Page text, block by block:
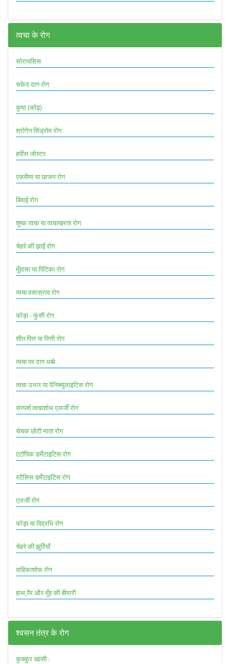
त्वचा के रोग
सोरायसिस
सफ़ेद दाग रोग
कुष्ठ (कोढ़)
श्रोगेन सिंड्रोम रोग
हर्पीस जोस्टर
एक्जीमा या छाजन रोग
बिवाई रोग
शुष्क त्वचा या त्वचाखरता रोग
चेहरे की झाईं रोग
मुँहासा या पिटिका रोग
त्वचा वसास्राव रोग
फोड़ा - फुंसी रोग
शीत पित्त या पित्ती रोग
त्वचा पर दाग धब्बे
त्वचा उभार या पेनिक्युलाइटिस रोग
संस्पर्श त्वचाशोथ एलर्जी रोग
चेचक छोटी माता रोग
एटॉपिक डर्मेटाइटिस रोग
स्टैसिस डर्मेटाइटिस रोग
एलर्जी रोग
फोड़ा या विद्रधि रोग
चेहरे की झुर्रियाँ
वाहिकाशोफ रोग
हाथ,पैर और मुँह की बीमारी
श्वसन तंत्र के रोग
कुक्कुर खांसी :